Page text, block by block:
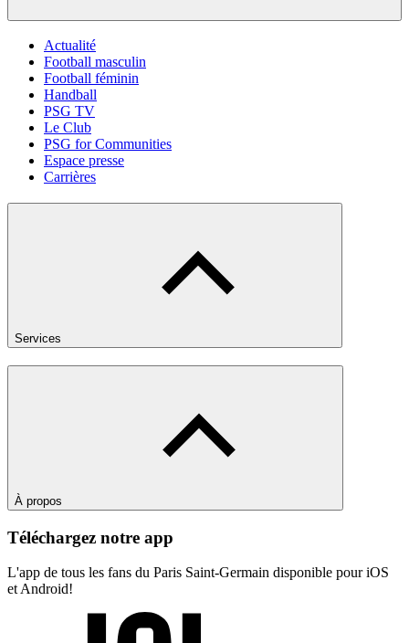
Actualité
Football masculin
Football féminin
Handball
PSG TV
Le Club
PSG for Communities
Espace presse
Carrières
Services
À propos
Téléchargez notre app
L'app de tous les fans du Paris Saint-Germain disponible pour iOS
et Android!